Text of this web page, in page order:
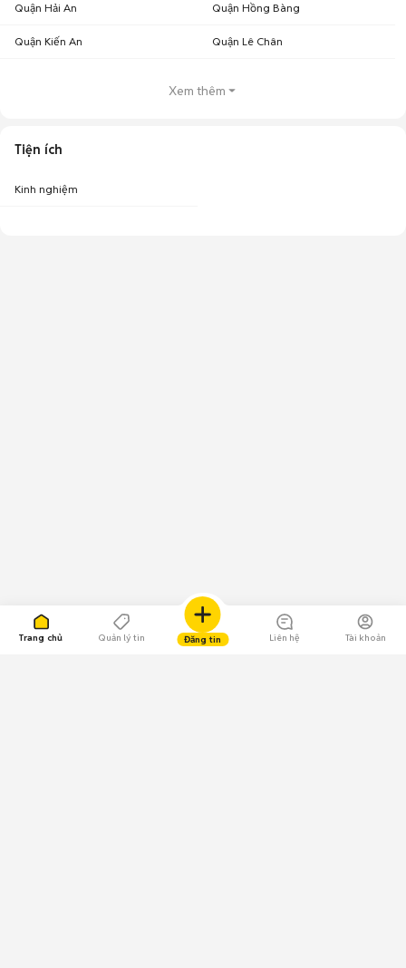
Trang chủ Quản lý tin Đăng tin Liên hệ Tài khoản
Quận Hải An Quận Hồng Bàng
Quận Kiến An Quận Lê Chân
Xem thêm
Tiện ích
Kinh nghiệm